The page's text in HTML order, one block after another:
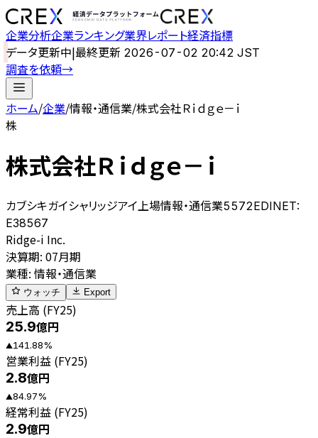
企業分析企業ランキング業界レポート経済指標
データ更新中|最終更新 2026-07-02 20:42 JST
調査を依頼→
ホーム/企業/情報・通信業/株式会社Ｒｉｄｇｅ－ｉ
株
株式会社Ｒｉｄｇｅ－ｉ
カブシキガイシャリッジアイ 上場情報・通信業5572EDINET:
E38567
Ridge-i Inc.
決算期: 07月期
業種: 情報・通信業
ウォッチ Export
売上高 (FY25)
25.9億円
▲141.88%
営業利益 (FY25)
2.8億円
▲84.97%
経常利益 (FY25)
2.9億円